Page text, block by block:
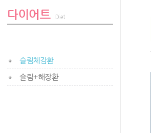
다이어트 Diet
슬림체감환
슬림+해장환